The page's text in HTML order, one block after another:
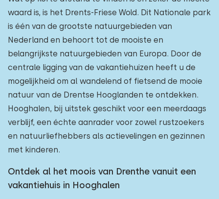
waard is, is het Drents-Friese Wold. Dit Nationale park
is één van de grootste natuurgebieden van
Nederland en behoort tot de mooiste en
belangrijkste natuurgebieden van Europa. Door de
centrale ligging van de vakantiehuizen heeft u de
mogelijkheid om al wandelend of fietsend de mooie
natuur van de Drentse Hooglanden te ontdekken.
Hooghalen, bij uitstek geschikt voor een meerdaags
verblijf, een échte aanrader voor zowel rustzoekers
en natuurliefhebbers als actievelingen en gezinnen
met kinderen.
Ontdek al het moois van Drenthe vanuit een
vakantiehuis in Hooghalen